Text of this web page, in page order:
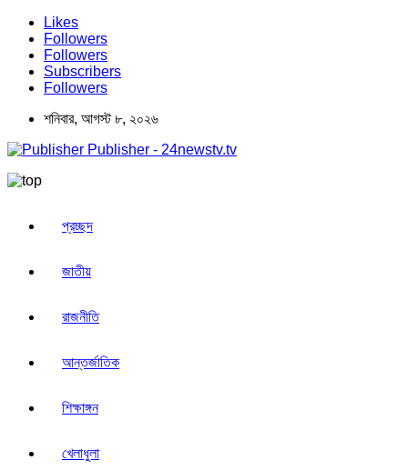
Likes
Followers
Followers
Subscribers
Followers
শনিবার, আগস্ট ৮, ২০২৬
Publisher - 24newstv.tv
প্রচ্ছদ
জাতীয়
রাজনীতি
আন্তর্জাতিক
শিক্ষাঙ্গন
খেলাধুলা